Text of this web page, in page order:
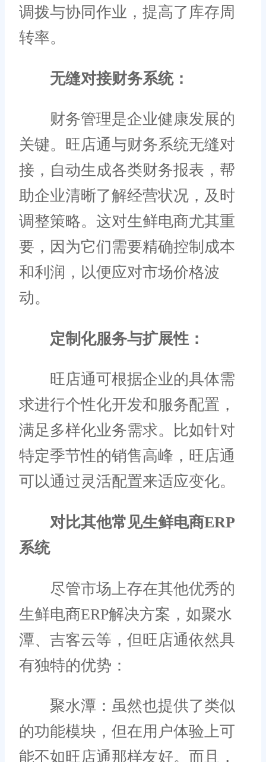
调拨与协同作业，提高了库存周
转率。
无缝对接财务系统：
财务管理是企业健康发展的
关键。旺店通与财务系统无缝对
接，自动生成各类财务报表，帮
助企业清晰了解经营状况，及时
调整策略。这对生鲜电商尤其重
要，因为它们需要精确控制成本
和利润，以便应对市场价格波
动。
定制化服务与扩展性：
旺店通可根据企业的具体需
求进行个性化开发和服务配置，
满足多样化业务需求。比如针对
特定季节性的销售高峰，旺店通
可以通过灵活配置来适应变化。
对比其他常见生鲜电商ERP
系统
尽管市场上存在其他优秀的
生鲜电商ERP解决方案，如聚水
潭、吉客云等，但旺店通依然具
有独特的优势：
聚水潭：虽然也提供了类似
的功能模块，但在用户体验上可
能不如旺店通那样友好。而且，